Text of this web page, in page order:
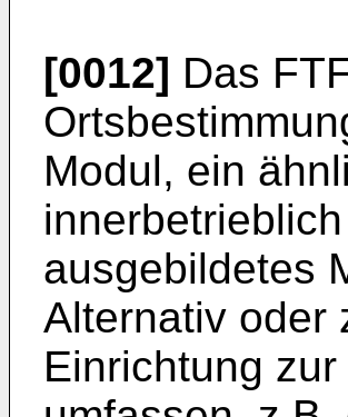
[0012] Das
Modul, ein
ausgebildetes
Alternativ oder
Einrichtung